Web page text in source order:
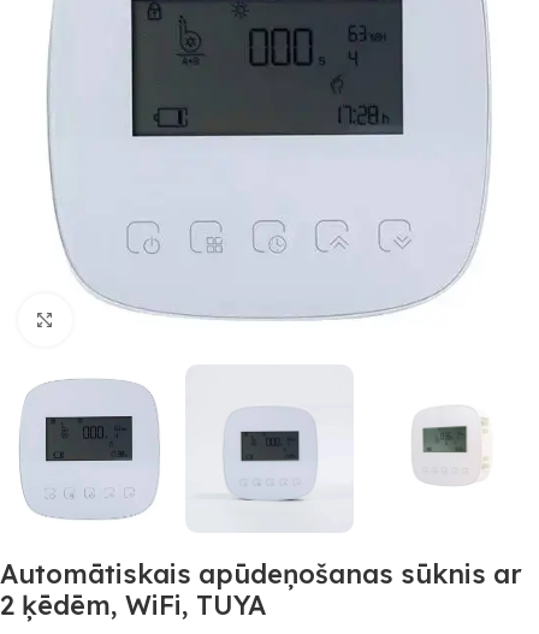
Noklikšķiniet, lai palielinātu
Automātiskais apūdeņošanas sūknis ar
2 ķēdēm, WiFi, TUYA